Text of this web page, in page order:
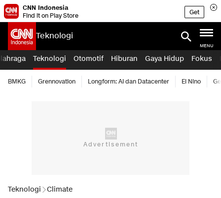
CNN Indonesia
Find it on Play Store
Get
Teknologi
MENU
Teknologi Otomotif Hiburan Gaya Hidup Fokus
BMKG Grennovation Longform: AI dan Datacenter El Nino
Teknologi Climate